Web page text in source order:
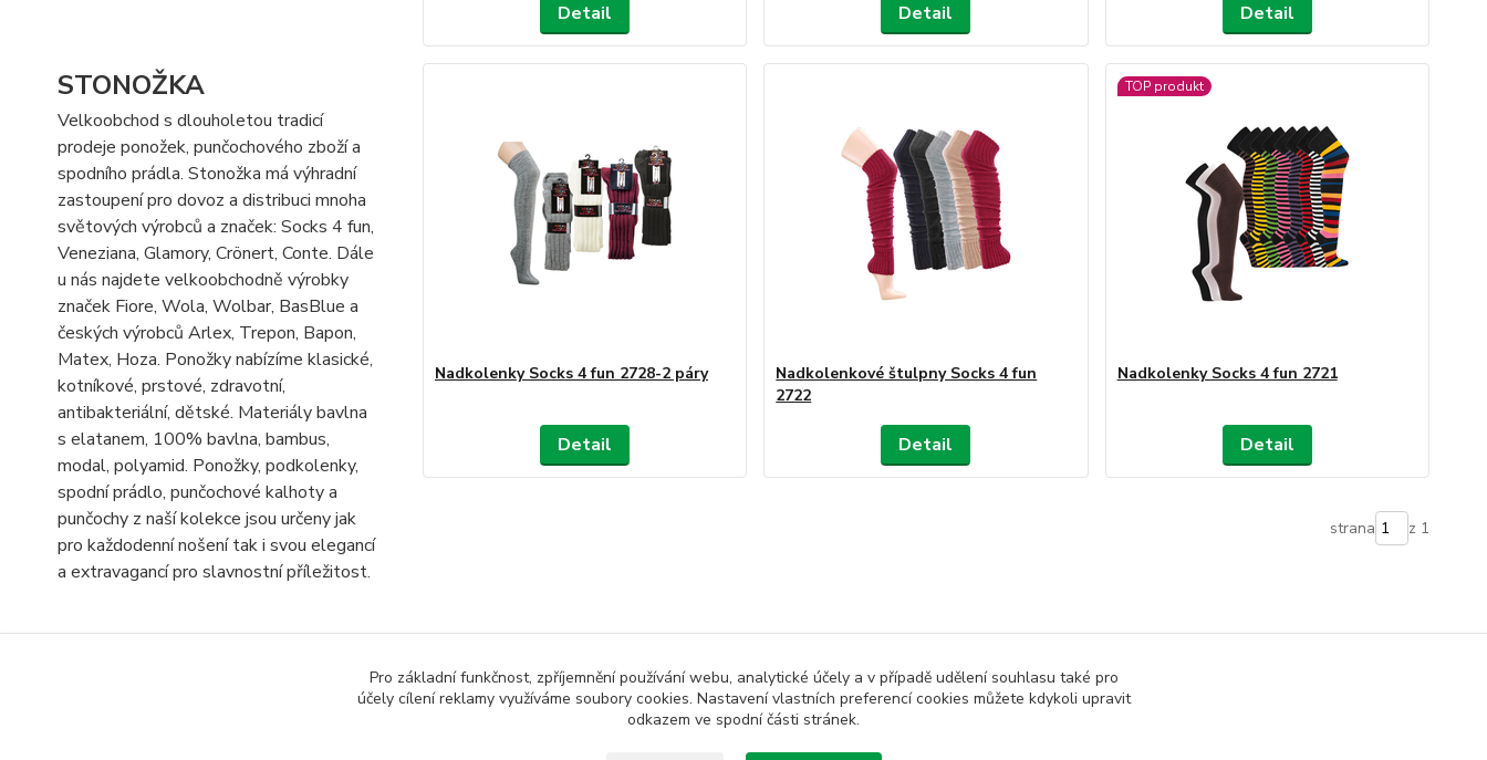
STONOŽKA
Velkoobchod s dlouholetou tradicí
prodeje ponožek, punčochového zboží a
spodního prádla. Stonožka má výhradní
zastoupení pro dovoz a distribuci mnoha
světových výrobců a značek: Socks 4 fun,
Veneziana, Glamory, Crönert, Conte. Dále
u nás najdete velkoobchodně výrobky
značek Fiore, Wola, Wolbar, BasBlue a
českých výrobců Arlex, Trepon, Bapon,
Matex, Hoza. Ponožky nabízíme klasické,
kotníkové, prstové, zdravotní,
antibakteriální, dětské. Materiály bavlna
s elatanem, 100% bavlna, bambus,
modal, polyamid. Ponožky, podkolenky,
spodní prádlo, punčochové kalhoty a
punčochy z naší kolekce jsou určeny jak
pro každodenní nošení tak i svou elegancí
a extravagancí pro slavnostní příležitost.
Detail Detail Detail
Nadkolenky Socks 4 fun 2728-2 páry
Detail
Nadkolenkové štulpny Socks 4 fun
2722
Detail
TOP produkt
Nadkolenky Socks 4 fun 2721
Detail
strana z 1
Pro základní funkčnost, zpříjemnění používání webu, analytické účely a v případě udělení souhlasu také pro
účely cílení reklamy využíváme soubory cookies. Nastavení vlastních preferencí cookies můžete kdykoli upravit
odkazem ve spodní části stránek.